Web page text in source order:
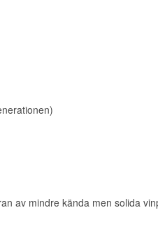
av mindre kända men solida